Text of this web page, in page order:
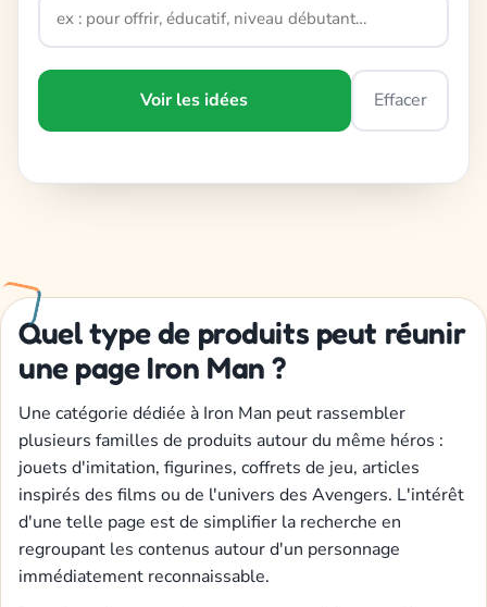
Voir les idées Effacer
Quel type de produits peut réunir
une page Iron Man ?
Une catégorie dédiée à Iron Man peut rassembler
plusieurs familles de produits autour du même héros :
jouets d'imitation, figurines, coffrets de jeu, articles
inspirés des films ou de l'univers des Avengers. L'intérêt
d'une telle page est de simplifier la recherche en
regroupant les contenus autour d'un personnage
immédiatement reconnaissable.